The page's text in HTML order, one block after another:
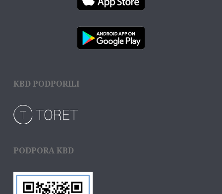
KBD PODPORILI
PODPORA KBD